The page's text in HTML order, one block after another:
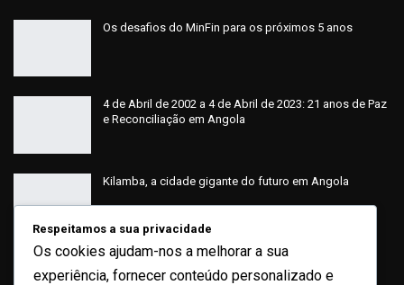
Os desafios do MinFin para os próximos 5 anos
4 de Abril de 2002 a 4 de Abril de 2023: 21 anos de Paz
e Reconciliação em Angola
Kilamba, a cidade gigante do futuro em Angola
Sobre
Respeitamos a sua privacidade
Os cookies ajudam-nos a melhorar a sua
experiência, fornecer conteúdo personalizado e